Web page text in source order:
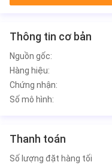
Thông tin cơ bản
Nguồn gốc:
Hàng hiệu:
Chứng nhận:
Số mô hình:
Thanh toán
Số lượng đặt hàng tối